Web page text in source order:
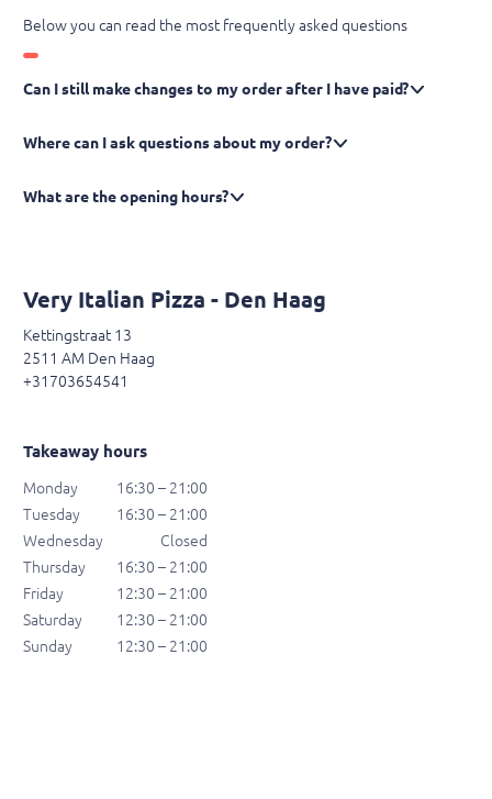
Below you can read the most frequently asked questions
Can I still make changes to my order after I have paid?
Where can I ask questions about my order?
What are the opening hours?
Very Italian Pizza - Den Haag
Kettingstraat 13
2511 AM Den Haag
+31703654541
Takeaway hours
Monday
16:30 – 21:00
Tuesday
16:30 – 21:00
Wednesday
Closed
Thursday
16:30 – 21:00
Friday
12:30 – 21:00
Saturday
12:30 – 21:00
Sunday
12:30 – 21:00